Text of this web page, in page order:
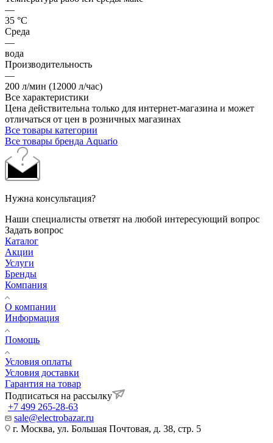
—
35 °С
Среда
—
вода
Производительность
—
200 л/мин (12000 л/час)
Все характеристики
Цена действительна только для интернет-магазина и может
отличаться от цен в розничных магазинах
Все товары категории
Все товары бренда Aquario
Нужна консультация?
Наши специалисты ответят на любой интересующий вопрос
Задать вопрос
Каталог
Акции
Услуги
Бренды
Компания
О компании
Информация
Помощь
Условия оплаты
Условия доставки
Гарантия на товар
Подписаться на рассылку
+7 499 265-28-63
sale@electrobazar.ru
г. Москва, ул. Большая Почтовая, д. 38, стр. 5